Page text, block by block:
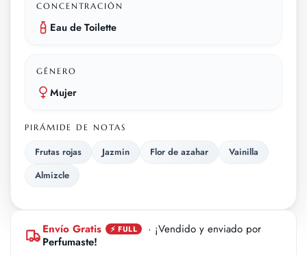
CONCENTRACIÓN
Eau de Toilette
GÉNERO
Mujer
PIRÁMIDE DE NOTAS
Frutas rojas Jazmin Flor de azahar
Vainilla
Almizcle
Envío Gratis ⚡ FULL
· ¡Vendido y enviado por
Perfumaste!